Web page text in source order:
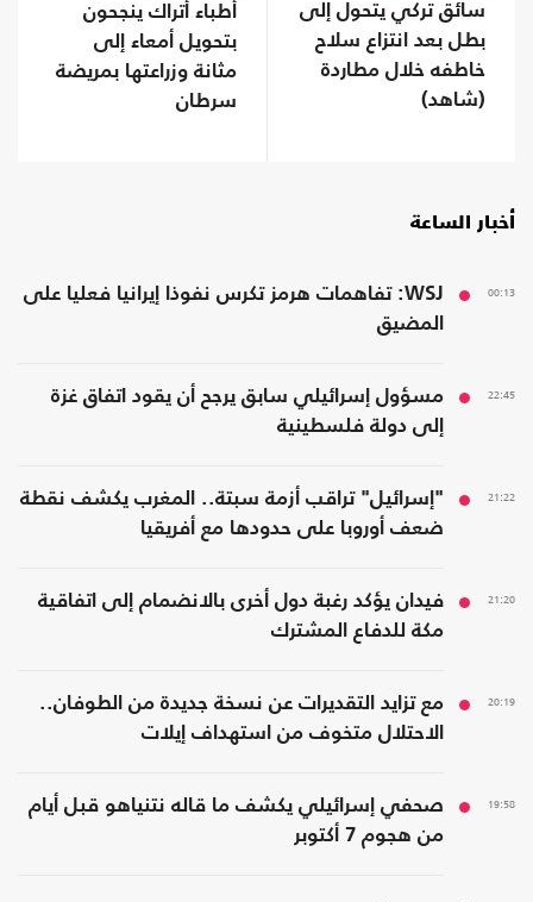
سائق تركي يتحول إلى
بطل بعد انتزاع سلاح
خاطفه خلال مطاردة
(شاهد)
أطباء أتراك ينجحون
بتحويل أمعاء إلى
مثانة وزراعتها بمريضة
سرطان
أخبار الساعة
00:13
WSJ: تفاهمات هرمز تكرس نفوذا إيرانيا فعليا على
المضيق
22:45
مسؤول إسرائيلي سابق يرجح أن يقود اتفاق غزة
إلى دولة فلسطينية
21:22
"إسرائيل" تراقب أزمة سبتة.. المغرب يكشف نقطة
ضعف أوروبا على حدودها مع أفريقيا
21:20
فيدان يؤكد رغبة دول أخرى بالانضمام إلى اتفاقية
مكة للدفاع المشترك
20:19
مع تزايد التقديرات عن نسخة جديدة من الطوفان..
الاحتلال متخوف من استهداف إيلات
19:58
صحفي إسرائيلي يكشف ما قاله نتنياهو قبل أيام
من هجوم 7 أكتوبر